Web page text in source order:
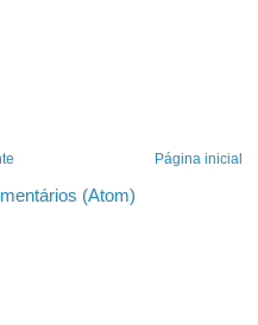
Página inicial
(Atom)